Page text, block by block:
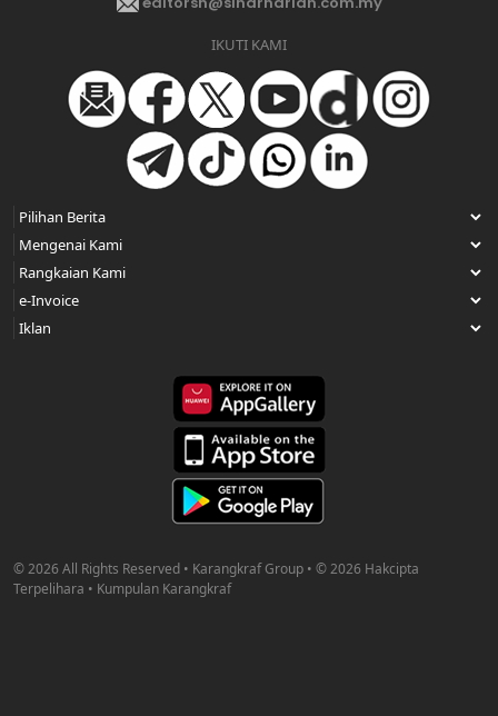
IKUTI KAMI
© 2026 All Rights Reserved • Karangkraf Group • © 2026 Hakcipta
Terpelihara • Kumpulan Karangkraf